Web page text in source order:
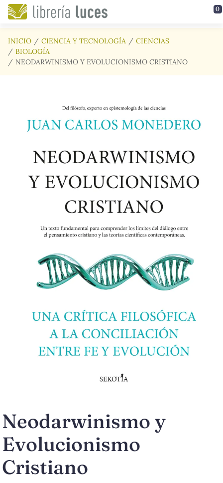
Saltar al contenido principal 0
INICIO CIENCIA Y TECNOLOGÍA
CIENCIAS
BIOLOGÍA
NEODARWINISMO Y EVOLUCIONISMO CRISTIANO
Neodarwinismo y
Evolucionismo
Cristiano